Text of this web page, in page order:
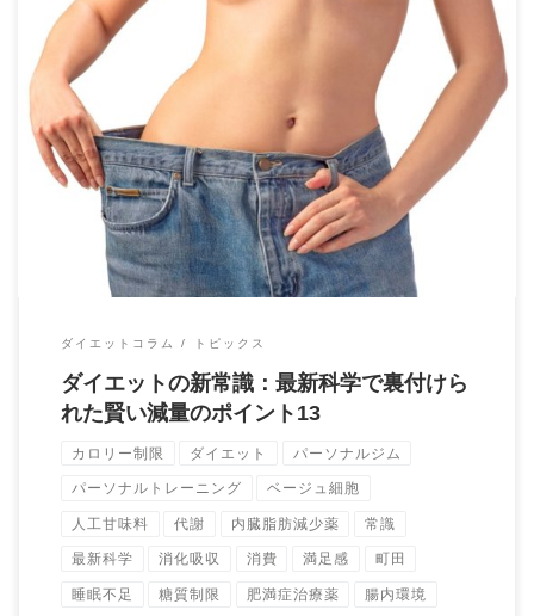
はじめに ダイエットは永遠のテーマであり、多くの人が試行錯
誤を重ねています。しかし、巷にあふれる情報 […]
ダイエットコラム トピックス
ダイエットの新常識：最新科学で裏付けら
れた賢い減量のポイント13
カロリー制限 ダイエット パーソナルジム
パーソナルトレーニング ベージュ細胞
人工甘味料 代謝 内臓脂肪減少薬 常識
最新科学 消化吸収 消費 満足感 町田
睡眠不足 糖質制限 肥満症治療薬 腸内環境